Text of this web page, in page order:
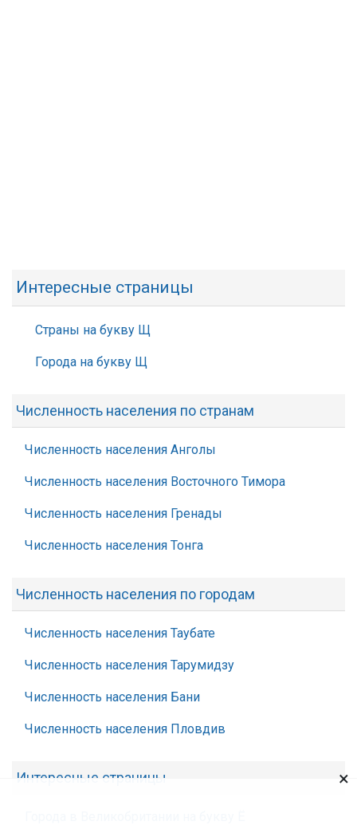
Интересные страницы
Страны на букву Щ
Города на букву Щ
Численность населения по странам
Численность населения Анголы
Численность населения Восточного Тимора
Численность населения Гренады
Численность населения Тонга
Численность населения по городам
Численность населения Таубате
Численность населения Тарумидзу
Численность населения Бани
Численность населения Пловдив
Интересные страницы ×